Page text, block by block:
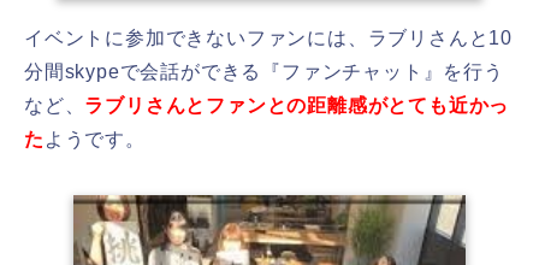
イベントに参加できないファンには、ラブリさんと10
分間skypeで会話ができる『ファンチャット』を行う
など、 ラブリさんとファンとの距離感がとても近かっ
た ようです。